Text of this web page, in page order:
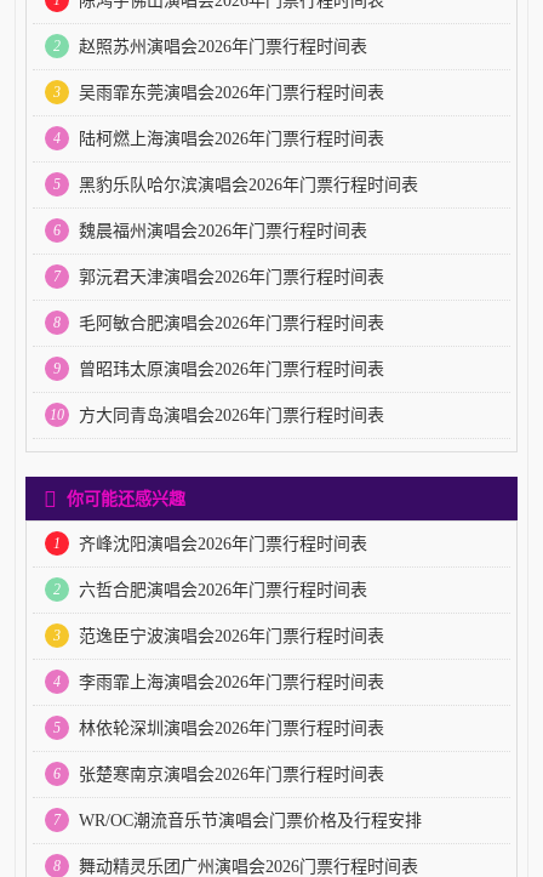
2 赵照苏州演唱会2026年门票行程时间表
3 吴雨霏东莞演唱会2026年门票行程时间表
4 陆柯燃上海演唱会2026年门票行程时间表
5 黑豹乐队哈尔滨演唱会2026年门票行程时间表
6 魏晨福州演唱会2026年门票行程时间表
7 郭沅君天津演唱会2026年门票行程时间表
8 毛阿敏合肥演唱会2026年门票行程时间表
9 曾昭玮太原演唱会2026年门票行程时间表
10 方大同青岛演唱会2026年门票行程时间表
你可能还感兴趣
1 齐峰沈阳演唱会2026年门票行程时间表
2 六哲合肥演唱会2026年门票行程时间表
3 范逸臣宁波演唱会2026年门票行程时间表
4 李雨霏上海演唱会2026年门票行程时间表
5 林依轮深圳演唱会2026年门票行程时间表
6 张楚寒南京演唱会2026年门票行程时间表
7 WR/OC潮流音乐节演唱会门票价格及行程安排
8 舞动精灵乐团广州演唱会2026门票行程时间表